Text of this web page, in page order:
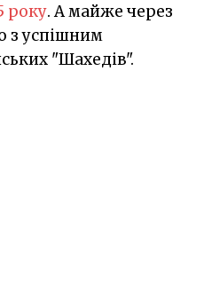
року. А майже через
з успішним
"Шахедів".